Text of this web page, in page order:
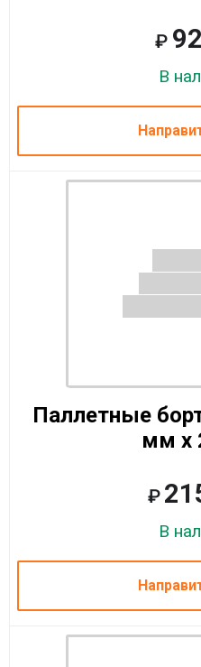
₽ 92
В
Паллетные
мм x
₽
В